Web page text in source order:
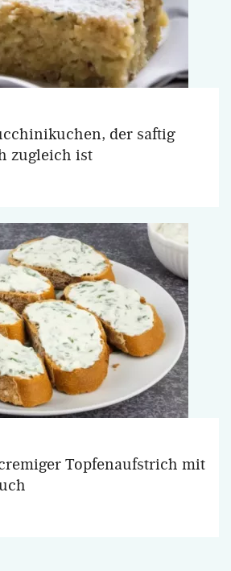
der saftig
zugleich ist
Topfenaufstrich mit